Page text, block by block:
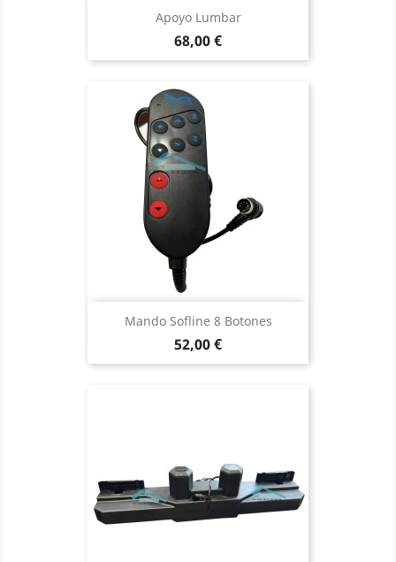
Apoyo Lumbar
Precio
68,00 €
Mando Sofline 8 Botones
Precio
52,00 €